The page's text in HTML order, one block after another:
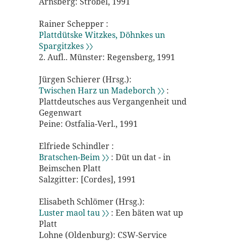
Rainer Schepper :
Plattdütske Witzkes, Döhnkes un
Spargitzkes 〉〉
2. Aufl.. Münster: Regensberg, 1991
Jürgen Schierer (Hrsg.):
Twischen Harz un Madeborch 〉〉 :
Plattdeutsches aus Vergangenheit und
Gegenwart
Peine: Ostfalia-Verl., 1991
Elfriede Schindler :
Bratschen-Beim 〉〉 : Düt un dat - in
Beimschen Platt
Salzgitter: [Cordes], 1991
Elisabeth Schlömer (Hrsg.):
Luster maol tau 〉〉 : Een bäten wat up
Platt
Lohne (Oldenburg): CSW-Service